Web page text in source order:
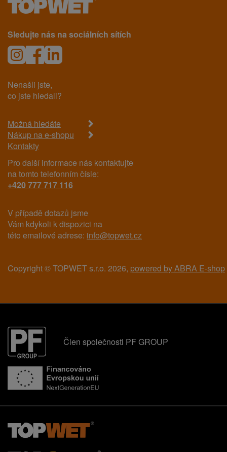
Sledujte nás na sociálních sítích
Nenašli jste,
co jste hledali?
Možná hledáte
Nákup na e-shopu
Kontakty
Pro další informace nás kontaktujte
na tomto telefonním čísle:
+420 777 717 116
V případě dotazů jsme
Vám kdykoli k dispozici na
této emailové adrese: info@topwet.cz
Copyright © TOPWET s.r.o. 2026, powered by ABRA E-shop
Člen společnosti PF GROUP